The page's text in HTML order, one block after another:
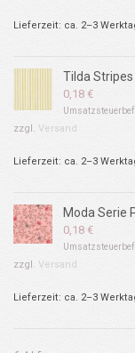
Lieferzeit: ca. 2–3
Tilda
0,18 €
zzgl. Versand
Lieferzeit: ca. 2–3
Moda Serie
0,18 €
zzgl. Versand
Lieferzeit: ca. 2–3